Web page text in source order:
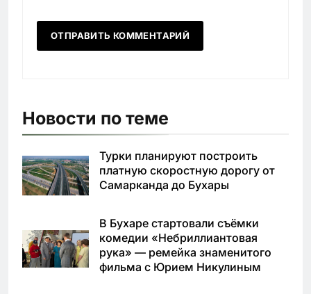
Новости по теме
Турки планируют построить
платную скоростную дорогу от
Самарканда до Бухары
В Бухаре стартовали съёмки
комедии «Небриллиантовая
рука» — ремейка знаменитого
фильма с Юрием Никулиным